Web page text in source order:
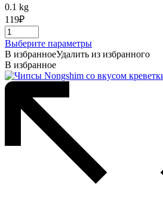
0.1 kg
119₽
Выберите параметрыЭтот
товар
несколько
В избранноеУдалить из избранного
В избранное